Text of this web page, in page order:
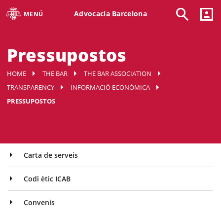
MENÚ Advocacia Barcelona
Pressupostos
HOME THE BAR
THE BAR ASSOCIATION
TRANSPARENCY
INFORMACIÓ ECONÒMICA
PRESSUPOSTOS
Carta de serveis
Codi ètic ICAB
Convenis